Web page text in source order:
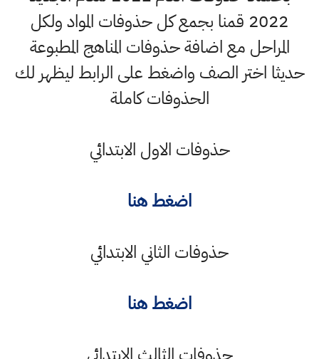
2022 قمنا بجمع كل حذوفات المواد ولكل
المراحل مع اضافة حذوفات المناهج المطبوعة
حديثا اختر الصف واضغط على الرابط ليظهر لك
الحذوفات كاملة
حذوفات الاول الابتدائي
اضغط هنا
حذوفات الثاني الابتدائي
اضغط هنا